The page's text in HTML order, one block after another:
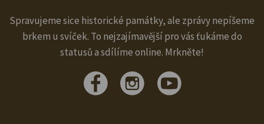
Spravujeme sice historické památky, ale zprávy nepíšeme
brkem u svíček. To nejzajímavější pro vás ťukáme do
statusů a sdílíme online. Mrkněte!